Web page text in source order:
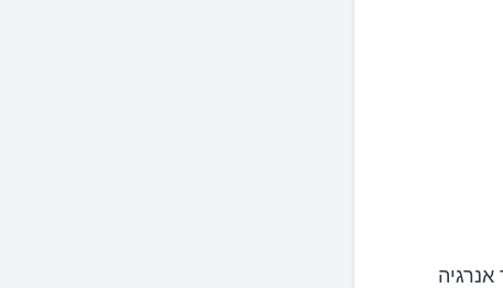
אנרגיה